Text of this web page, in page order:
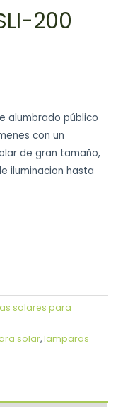
200
alumbrado público
con un
de gran tamaño,
iluminacion hasta
solares para
solar,lamparas